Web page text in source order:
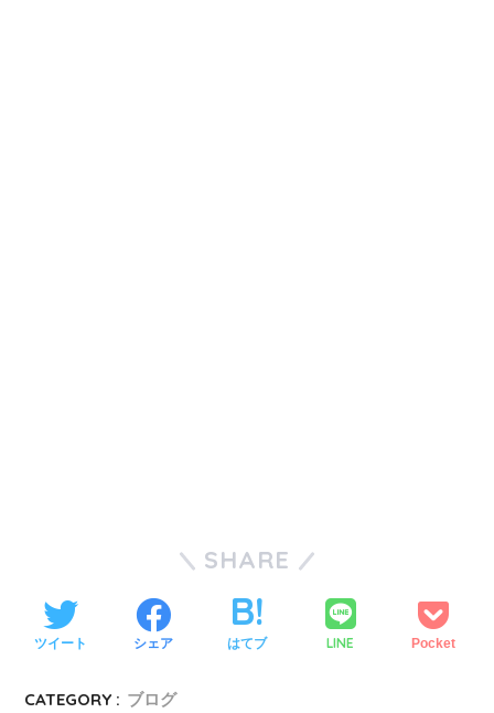
SHARE
ツイート シェア はてブ LINE Pocket
CATEGORY : ブログ